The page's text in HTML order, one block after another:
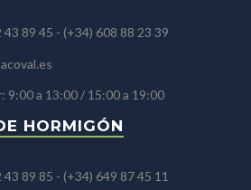
43 89 45 - (+34) 608 88 23 39
9:00 a 13:00 / 15:00 a 19:00
HORMIGÓN
43 89 85 - (+34) 649 87 45 11